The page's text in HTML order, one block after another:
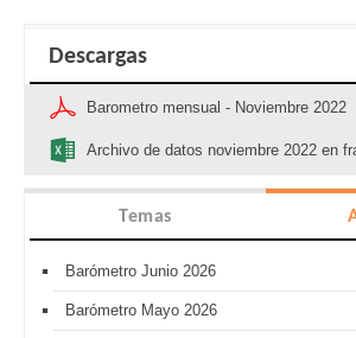
Descargas
Barometro mensual - Noviembre 2022
Archivo de datos noviembre 2022 en
Temas
Barómetro Junio 2026
Barómetro Mayo 2026